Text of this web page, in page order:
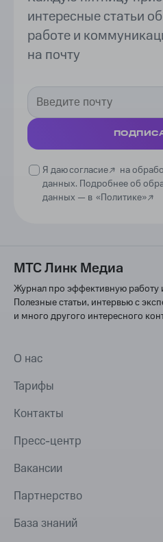
интересные статьи
работе и
на почту
Я даюсогласие
на
данных. Подробнее об
данных — в «Политике»
МТС Линк Медиа
Журнал про эффективную работу
Полезные статьи, интервью с
и много другого интересного
О нас
Тарифы
Контакты
Пресс-центр
Вакансии
Партнерство
База знаний